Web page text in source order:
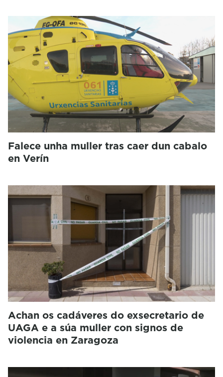
Falece unha muller tras caer dun cabalo
en Verín
Achan os cadáveres do exsecretario de
UAGA e a súa muller con signos de
violencia en Zaragoza